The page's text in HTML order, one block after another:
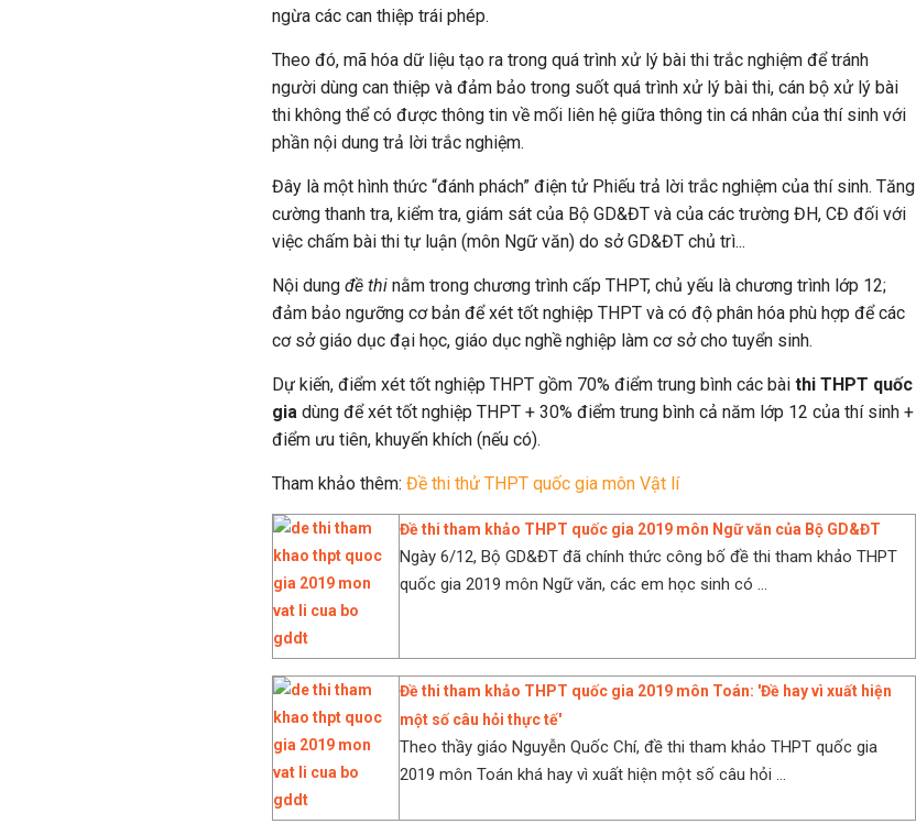
ngừa các can thiệp trái phép.
Theo đó, mã hóa dữ liệu tạo ra trong quá trình xử lý bài thi trắc nghiệm để tránh
người dùng can thiệp và đảm bảo trong suốt quá trình xử lý bài thi, cán bộ xử lý bài
thi không thể có được thông tin về mối liên hệ giữa thông tin cá nhân của thí sinh với
phần nội dung trả lời trắc nghiệm.
Đây là một hình thức “đánh phách” điện tử Phiếu trả lời trắc nghiệm của thí sinh. Tăng
cường thanh tra, kiểm tra, giám sát của Bộ GD&ĐT và của các trường ĐH, CĐ đối với
việc chấm bài thi tự luận (môn Ngữ văn) do sở GD&ĐT chủ trì...
Nội dung đề thi nằm trong chương trình cấp THPT, chủ yếu là chương trình lớp 12;
đảm bảo ngưỡng cơ bản để xét tốt nghiệp THPT và có độ phân hóa phù hợp để các
cơ sở giáo dục đại học, giáo dục nghề nghiệp làm cơ sở cho tuyển sinh.
Dự kiến, điểm xét tốt nghiệp THPT gồm 70% điểm trung bình các bài thi THPT quốc
gia dùng để xét tốt nghiệp THPT + 30% điểm trung bình cả năm lớp 12 của thí sinh +
điểm ưu tiên, khuyến khích (nếu có).
Tham khảo thêm: Đề thi thử THPT quốc gia môn Vật lí
Đề thi tham khảo THPT quốc gia 2019 môn Ngữ văn của Bộ GD&ĐT
Ngày 6/12, Bộ GD&ĐT đã chính thức công bố đề thi tham khảo THPT
quốc gia 2019 môn Ngữ văn, các em học sinh có ...
Đề thi tham khảo THPT quốc gia 2019 môn Toán: 'Đề hay vì xuất hiện
một số câu hỏi thực tế'
Theo thầy giáo Nguyễn Quốc Chí, đề thi tham khảo THPT quốc gia
2019 môn Toán khá hay vì xuất hiện một số câu hỏi ...